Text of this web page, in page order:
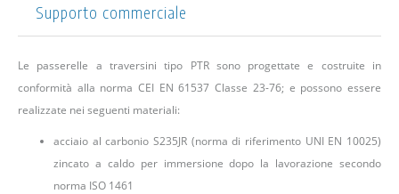
Supporto commerciale
Le passerelle a traversini tipo PTR sono progettate e costruite in
conformità alla norma CEI EN 61537 Classe 23-76; e possono essere
realizzate nei seguenti materiali:
acciaio al carbonio S235JR (norma di riferimento UNI EN 10025)
zincato a caldo per immersione dopo la lavorazione secondo
norma ISO 1461